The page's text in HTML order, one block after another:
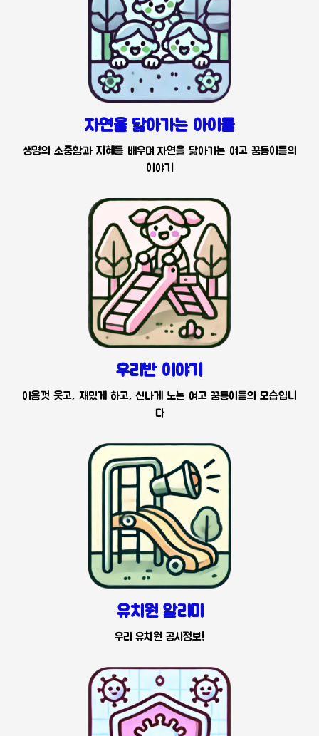
자연을 닮아가는 아이들
생명의 소중함과 지혜를 배우며 자연을 닮아가는 여고 꿈동이들의
이야기
우리반 이야기
아음껏 웃고, 재밌게 하고, 신나게 노는 여고 꿈동이들의 모습입니
다
유치원 알리미
우리 유치원 공시정보!